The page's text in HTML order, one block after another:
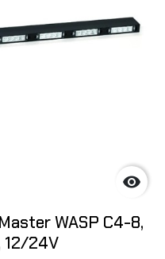

WASP C4-8,
12/24V